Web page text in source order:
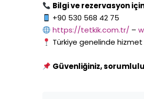
Bilgi ve rezervasyon
+90 530 568 42 75
https://tetkik.com.tr/ –
Türkiye genelinde hizmet
Güvenliğiniz,